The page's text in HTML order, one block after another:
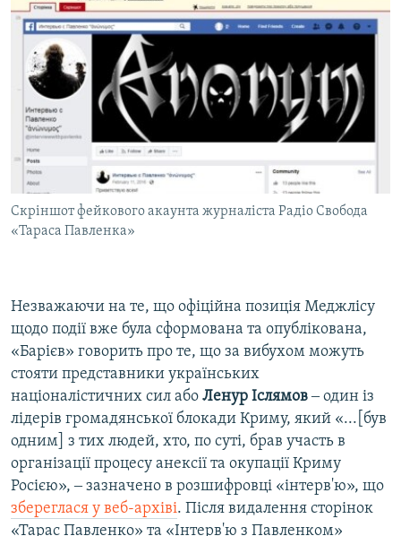
Скріншот фейкового акаунта журналіста Радіо Свобода
«Тараса Павленка»
Незважаючи на те, що офіційна позиція Меджлісу
щодо події вже була сформована та опублікована,
«Барієв» говорить про те, що за вибухом можуть
стояти представники українських
націоналістичних сил або Ленур Іслямов‒ один із
лідерів громадянської блокади Криму, який «...[був
одним] з тих людей, хто, по суті, брав участь в
організації процесу анексії та окупації Криму
Росією», ‒ зазначено в розшифровці «інтерв'ю», що
збереглася у веб-архіві. Після видалення сторінок
«Тарас Павленко» та «Інтерв'ю з Павленком»